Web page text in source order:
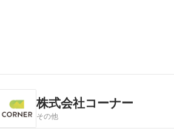
株式会社コーナー
その他